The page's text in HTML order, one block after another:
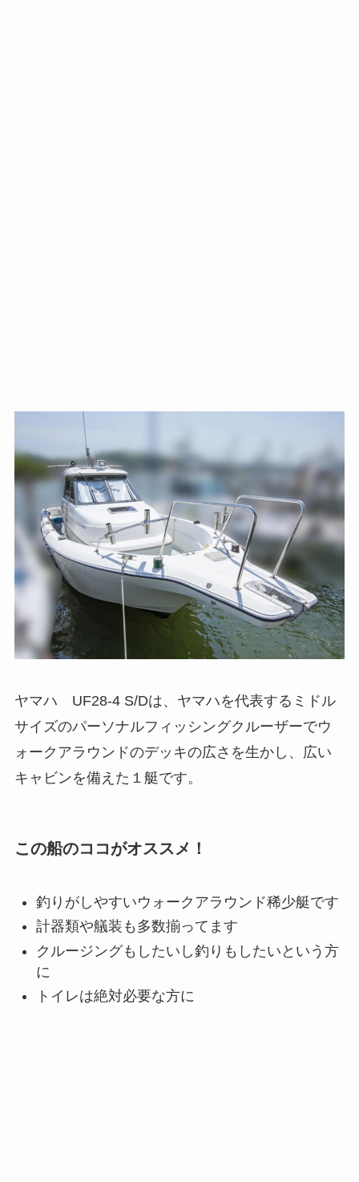
ヤマハ UF28-4 S/Dは、ヤマハを代表するミドル
サイズのパーソナルフィッシングクルーザーでウ
ォークアラウンドのデッキの広さを生かし、広い
キャビンを備えた１艇です。
この船のココがオススメ！
釣りがしやすいウォークアラウンド稀少艇です
計器類や艤装も多数揃ってます
クルージングもしたいし釣りもしたいという方
に
トイレは絶対必要な方に